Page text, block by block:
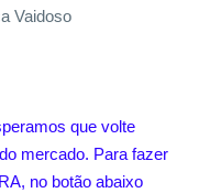
Vaidoso
que volte
mercado. Para fazer
no botão abaixo